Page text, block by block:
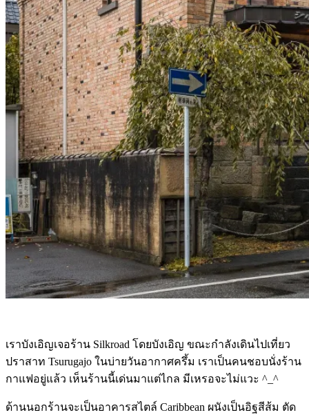
เราบังเอิญเจอร้าน Silkroad โดยบังเอิญ ขณะกำลังเดินไปเที่ยว
ปราสาท Tsurugajo ในบ่ายวันอากาศครึ้ม เราเป็นคนชอบนั่งร้าน
กาแฟอยู่แล้ว เห็นร้านนี้เด่นมาแต่ไกล มีเหรอจะไม่แวะ ^_^
ด้านนอกร้านจะเป็นอาคารสไตล์ Caribbean ผนังเป็นอิฐสีส้ม ตัด